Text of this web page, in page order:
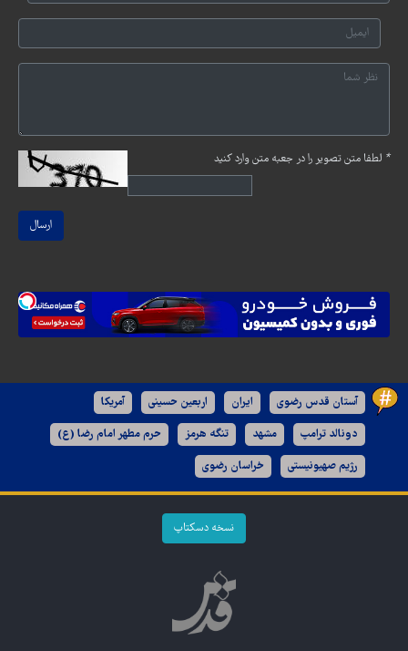
* لطفا متن تصویر را در جعبه متن وارد کنید
ارسال
آستان قدس رضوی ایران اربعین حسینی آمریکا
دونالد ترامپ مشهد تنگه هرمز حرم مطهر امام رضا (ع)
رژیم صهیونیستی خراسان رضوی
نسخه دسکتاپ